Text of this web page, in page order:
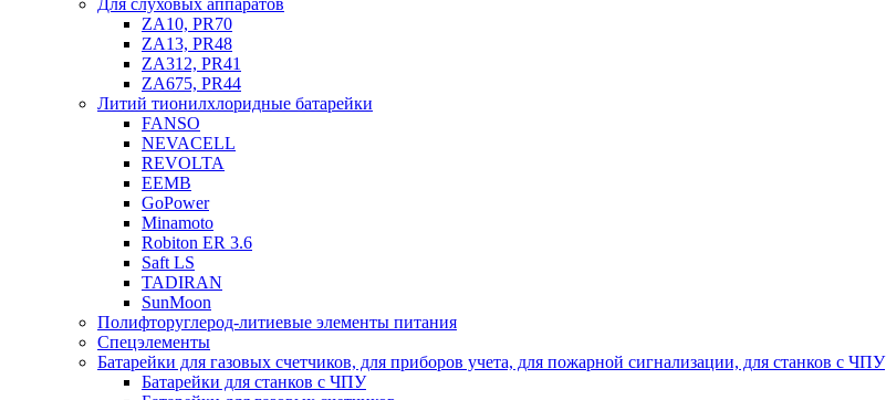
Для слуховых аппаратов
ZA10, PR70
ZA13, PR48
ZA312, PR41
ZA675, PR44
Литий тионилхлоридные батарейки
FANSO
NEVACELL
REVOLTA
EEMB
GoPower
Minamoto
Robiton ER 3.6
Saft LS
TADIRAN
SunMoon
Полифторуглерод-литиевые элементы питания
Спецэлементы
Батарейки для газовых счетчиков, для приборов учета, для пожарной сигнализации, для станков с ЧПУ
Батарейки для станков с ЧПУ